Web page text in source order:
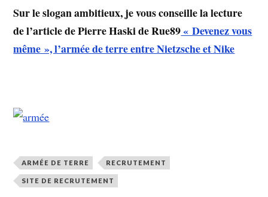
Sur le slogan ambitieux, je vous conseille la lecture
de l’article de Pierre Haski de Rue89« Devenez vous
même », l’armée de terre entre Nietzsche et Nike
ARMÉE DE TERRE RECRUTEMENT
SITE DE RECRUTEMENT